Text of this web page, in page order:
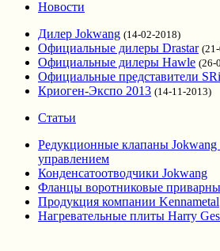
Новости
Дилер Jokwang (14-02-2018)
Официальные дилеры Drastar
Официальные дилеры Hawle (26-
Официальные представители SRi
Криоген-Экспо 2013 (14-11-2013)
Статьи
Редукционные клапаны
управлением
Конденсатоотводчики Jokwang
Фланцы воротниковые
Продукция компании Kennametal
Нагревательные плиты Harry